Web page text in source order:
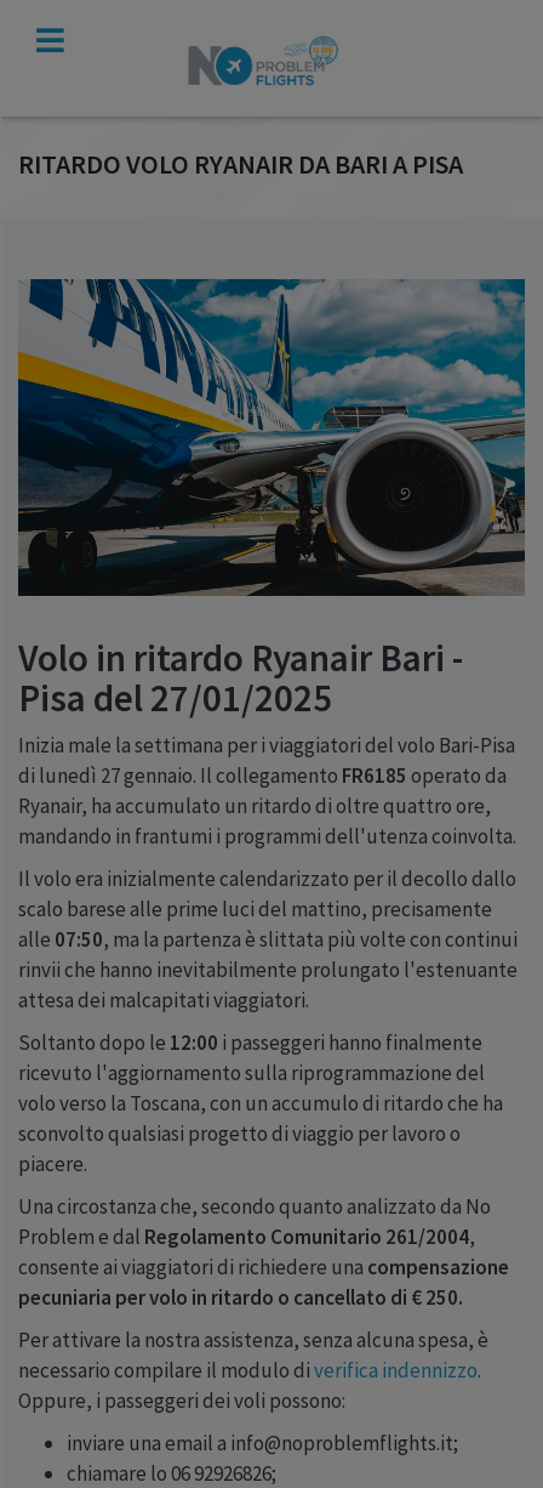
RITARDO VOLO RYANAIR DA BARI A PISA
Volo in ritardo Ryanair Bari -
Pisa del 27/01/2025
Inizia male la settimana per i viaggiatori del volo Bari-Pisa
di lunedì 27 gennaio. Il collegamento FR6185 operato da
Ryanair, ha accumulato un ritardo di oltre quattro ore,
mandando in frantumi i programmi dell'utenza coinvolta.
Il volo era inizialmente calendarizzato per il decollo dallo
scalo barese alle prime luci del mattino, precisamente
alle 07:50, ma la partenza è slittata più volte con continui
rinvii che hanno inevitabilmente prolungato l'estenuante
attesa dei malcapitati viaggiatori.
Soltanto dopo le 12:00 i passeggeri hanno finalmente
ricevuto l'aggiornamento sulla riprogrammazione del
volo verso la Toscana, con un accumulo di ritardo che ha
sconvolto qualsiasi progetto di viaggio per lavoro o
piacere.
Una circostanza che, secondo quanto analizzato da No
Problem e dal Regolamento Comunitario 261/2004,
consente ai viaggiatori di richiedere una compensazione
pecuniaria per volo in ritardo o cancellato di € 250.
Per attivare la nostra assistenza, senza alcuna spesa, è
necessario compilare il modulo diverifica indennizzo.
Oppure, i passeggeri dei voli possono:
inviare una email a info@noproblemflights.it;
chiamare lo 06 92926826;